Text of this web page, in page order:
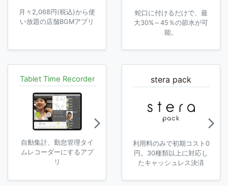
月々2,068円(税込)から使
い放題の店舗BGMアプリ
蛇口に付けるだけで、最
大30%～45％の節水が可
能。
Tablet Time Recorder
arrow_forward_ios
自動集計、勤怠管理タイ
ムレコーダーにするアプ
リ
stera pack
arrow_forward_ios
利用料のみで初期コスト0
円。30種類以上に対応し
たキャッシュレス決済